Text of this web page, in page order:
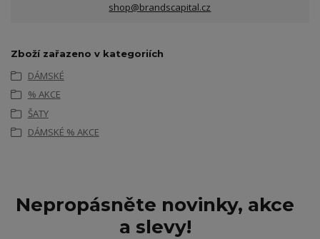
shop@brandscapital.cz
Zboží zařazeno v kategoriích
DÁMSKÉ
% AKCE
ŠATY
DÁMSKÉ % AKCE
Nepropásněte novinky, akce
a slevy!